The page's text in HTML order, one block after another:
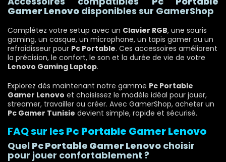
Gamer Lenovo disponibles sur GamerShop
Complétez votre setup avec un Clavier RGB, une souris
gaming, un casque, un microphone, un tapis gamer ou un
refroidisseur pour Pc Portable. Ces accessoires améliorent
la précision, le confort, le son et la durée de vie de votre
Lenovo Gaming Laptop.
Explorez dès maintenant notre gamme Pc Portable
Gamer Lenovo et choisissez le modèle idéal pour jouer,
streamer, travailler ou créer. Avec GamerShop, acheter un
Pc Gamer Tunisie devient simple, rapide et sécurisé.
FAQ sur lesPc Portable Gamer Lenovo
Quel Pc Portable Gamer Lenovo choisir
pour jouer confortablement ?